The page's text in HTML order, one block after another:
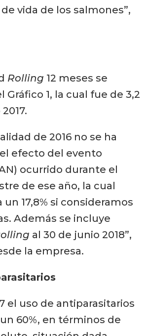
vida de los salmones”,
Rolling 12 meses se
Gráfico 1, la cual fue de 3,2
de 2016 no se ha
efecto del evento
ocurrido durante el
de ese año, la cual
17,8% si consideramos
Además se incluye
al 30 de junio 2018”,
la empresa.
el uso de antiparasitarios
60%, en términos de